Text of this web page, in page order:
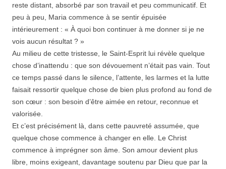
reste distant, absorbé par son travail et peu communicatif. Et
peu à peu, Maria commence à se sentir épuisée
intérieurement : « À quoi bon continuer à me donner si je ne
vois aucun résultat ? »
Au milieu de cette tristesse, le Saint-Esprit lui révèle quelque
chose d’inattendu : que son dévouement n’était pas vain. Tout
ce temps passé dans le silence, l’attente, les larmes et la lutte
faisait ressortir quelque chose de bien plus profond au fond de
son cœur : son besoin d’être aimée en retour, reconnue et
valorisée.
Et c’est précisément là, dans cette pauvreté assumée, que
quelque chose commence à changer en elle. Le Christ
commence à imprégner son âme. Son amour devient plus
libre, moins exigeant, davantage soutenu par Dieu que par la